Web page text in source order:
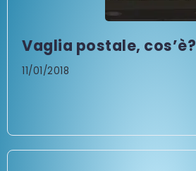
Vaglia postale, cos’è?
11/01/2018